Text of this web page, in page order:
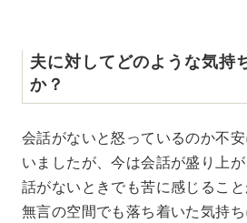
夫に対してどのような気持
か？
会話がないと怒っているのか不
いましたが、今は会話が盛り上
話がないときでも苦に感じること
無言の空間でも落ち着いた気持ち